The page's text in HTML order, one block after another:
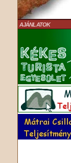
AJÁNLATOK